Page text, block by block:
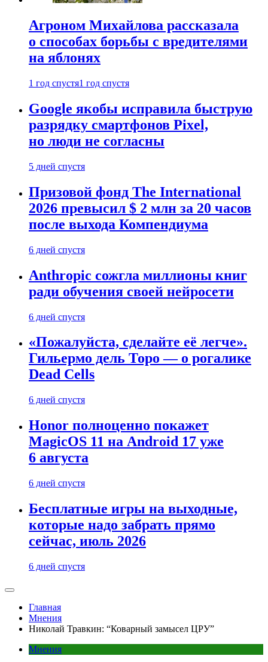
Агроном Михайлова рассказала
о способах борьбы с вредителями
на яблонях
1 год спустя1 год спустя
Google якобы исправила быструю
разрядку смартфонов Pixel,
но люди не согласны
5 дней спустя
Призовой фонд The International
2026 превысил $ 2 млн за 20 часов
после выхода Компендиума
6 дней спустя
Anthropic сожгла миллионы книг
ради обучения своей нейросети
6 дней спустя
«Пожалуйста, сделайте её легче».
Гильермо дель Торо — о рогалике
Dead Cells
6 дней спустя
Honor полноценно покажет
MagicOS 11 на Android 17 уже
6 августа
6 дней спустя
Бесплатные игры на выходные,
которые надо забрать прямо
сейчас, июль 2026
6 дней спустя
Главная
Мнения
Николай Травкин: “Коварный замысел ЦРУ”
Мнения